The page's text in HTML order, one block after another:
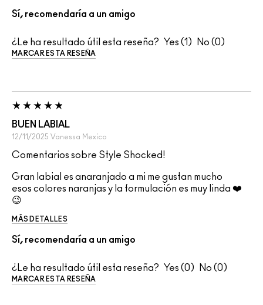
Sí, recomendaría a un amigo
¿Le ha resultado útil esta reseña? 1 0
MARCAR ESTA RESEÑA
BUEN LABIAL
12/11/2025 Vanessa Mexico
Comentarios sobre Style Shocked!
Gran labial es anaranjado a mi me gustan mucho
esos colores naranjas y la formulación es muy linda ❤️
😉
MÁS DETALLES
Sí, recomendaría a un amigo
¿Le ha resultado útil esta reseña? 0 0
MARCAR ESTA RESEÑA